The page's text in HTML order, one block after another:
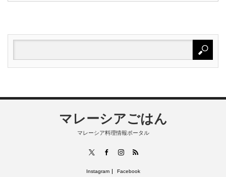
マレーシアごはん
マレーシア料理情報ポータル
FacebookInstagram
RSS
Instagram Facebook